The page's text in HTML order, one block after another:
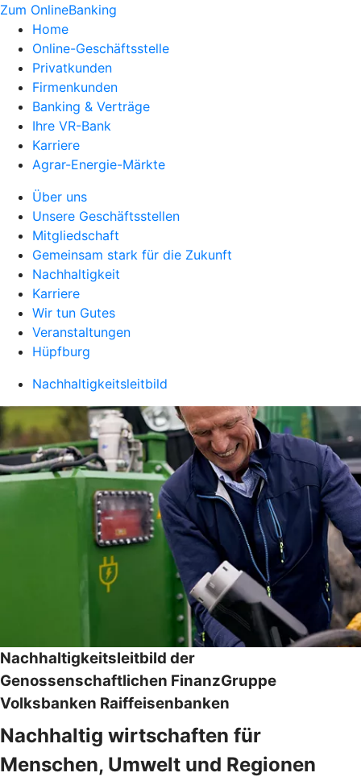
Zum OnlineBanking
Home
Online-Geschäftsstelle
Privatkunden
Firmenkunden
Banking & Verträge
Ihre VR-Bank
Karriere
Agrar-Energie-Märkte
Über uns
Unsere Geschäftsstellen
Mitgliedschaft
Gemeinsam stark für die Zukunft
Nachhaltigkeit
Karriere
Wir tun Gutes
Veranstaltungen
Hüpfburg
Nachhaltigkeitsleitbild
Nachhaltigkeitsleitbild der
Genossenschaftlichen FinanzGruppe
Volksbanken Raiffeisenbanken
Nachhaltig wirtschaften für
Menschen, Umwelt und Regionen